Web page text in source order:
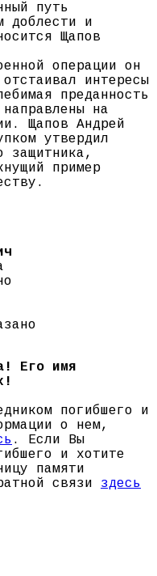
путь
доблести и
Щапов
операции он
интересы
преданность
на
Щапов Андрей
утвердил
защитника,
пример
Его имя
погибшего и
о нем,
. Если Вы
и хотите
памяти
связи здесь